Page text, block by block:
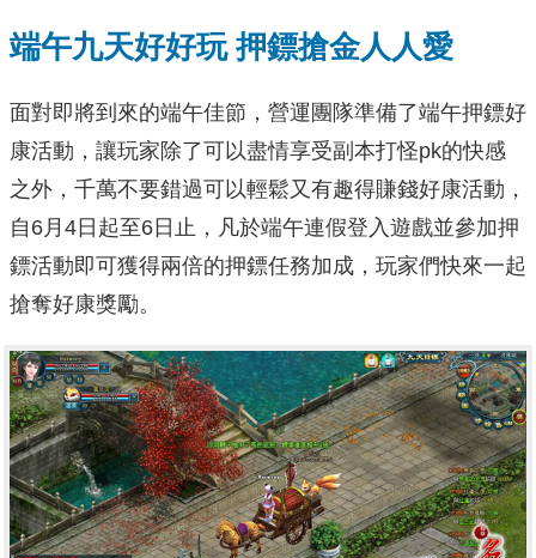
端午九天好好玩 押鏢搶金人人愛
面對即將到來的端午佳節，營運團隊準備了端午押鏢好
康活動，讓玩家除了可以盡情享受副本打怪pk的快感
之外，千萬不要錯過可以輕鬆又有趣得賺錢好康活動，
自6月4日起至6日止，凡於端午連假登入遊戲並參加押
鏢活動即可獲得兩倍的押鏢任務加成，玩家們快來一起
搶奪好康獎勵。